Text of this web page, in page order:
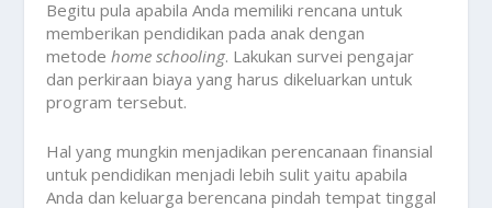
Begitu pula apabila Anda memiliki rencana untuk
memberikan pendidikan pada anak dengan
metodehome schooling. Lakukan survei pengajar
dan perkiraan biaya yang harus dikeluarkan untuk
program tersebut.
Hal yang mungkin menjadikan perencanaan finansial
untuk pendidikan menjadi lebih sulit yaitu apabila
Anda dan keluarga berencana pindah tempat tinggal